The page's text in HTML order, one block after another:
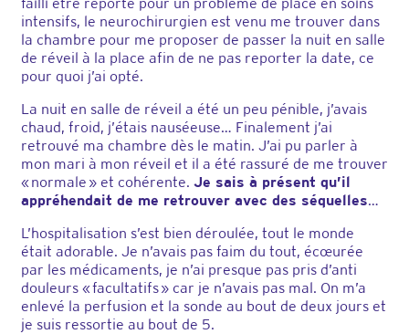
intensifs, le neurochirurgien est venu me trouver dans
la chambre pour me proposer de passer la nuit en salle
de réveil à la place afin de ne pas reporter la date, ce
pour quoi j’ai opté.
La nuit en salle de réveil a été un peu pénible, j’avais
chaud, froid, j’étais nauséeuse… Finalement j’ai
retrouvé ma chambre dès le matin. J’ai pu parler à
mon mari à mon réveil et il a été rassuré de me trouver
« normale » et cohérente. Je sais à présent qu’il
appréhendait de me retrouver avec des séquelles…
L’hospitalisation s’est bien déroulée, tout le monde
était adorable. Je n’avais pas faim du tout, écœurée
par les médicaments, je n’ai presque pas pris d’anti
douleurs « facultatifs » car je n’avais pas mal. On m’a
enlevé la perfusion et la sonde au bout de deux jours et
je suis ressortie au bout de 5.